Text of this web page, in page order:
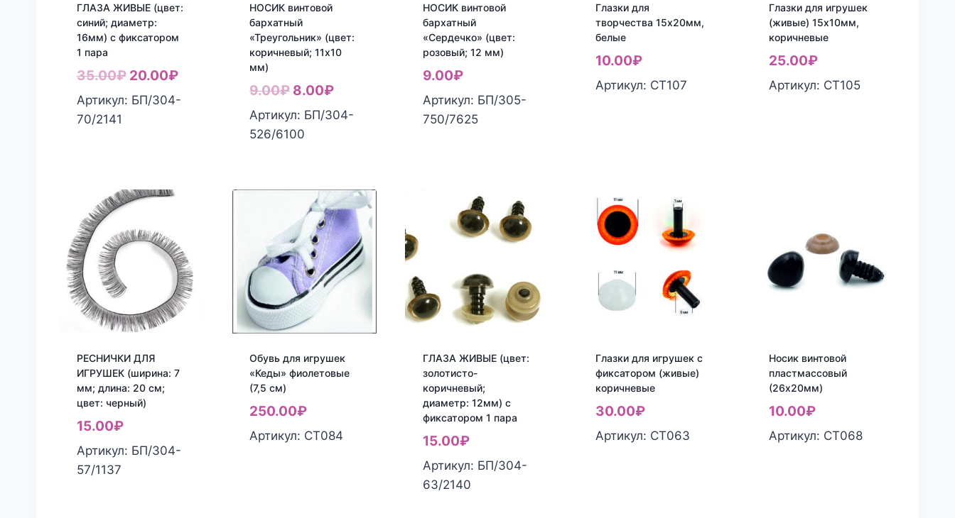
ГЛАЗА ЖИВЫЕ (цвет:
синий; диаметр:
16мм) с фиксатором
1 пара
35.00₽ Первоначальная
цена
20.00₽Текущая
цена:
Артикул: БП/304-
70/2141
НОСИК винтовой
бархатный
«Треугольник» (цвет:
коричневый; 11х10
мм)
9.00₽ Первоначальная
цена
составляла
8.00₽Текущая
цена:
Артикул: БП/304-
526/6100
НОСИК винтовой
бархатный
«Сердечко» (цвет:
розовый; 12 мм)
9.00₽
Артикул: БП/305-
750/7625
Глазки для
творчества 15х20мм,
белые
10.00₽
Артикул: СТ107
Глазки для игрушек
(живые) 15х10мм,
коричневые
25.00₽
Артикул: СТ105
РЕСНИЧКИ ДЛЯ
ИГРУШЕК (ширина: 7
мм; длина: 20 см;
цвет: черный)
15.00₽
Артикул: БП/304-
57/1137
Обувь для игрушек
«Кеды» фиолетовые
(7,5 см)
250.00₽
Артикул: СТ084
ГЛАЗА ЖИВЫЕ (цвет:
золотисто-
коричневый;
диаметр: 12мм) с
фиксатором 1 пара
15.00₽
Артикул: БП/304-
63/2140
Глазки для игрушек с
фиксатором (живые)
коричневые
30.00₽
Артикул: СТ063
Носик винтовой
пластмассовый
(26х20мм)
10.00₽
Артикул: СТ068